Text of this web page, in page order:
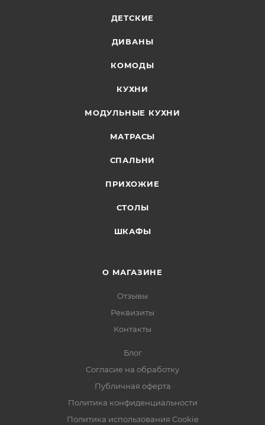
ДЕТСКИЕ
ДИВАНЫ
КОМОДЫ
КУХНИ
МОДУЛЬНЫЕ КУХНИ
МАТРАСЫ
СПАЛЬНИ
ПРИХОЖИЕ
СТОЛЫ
ШКАФЫ
О МАГАЗИНЕ
Отзывы
Реквизиты
Контакты
Блог
Согласие на обработку
Публичная оферта
Политика конфиденциальности
Политика использования Cookie